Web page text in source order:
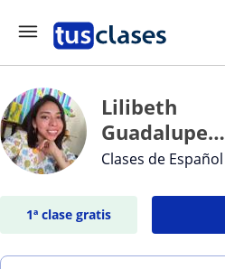
Lilibeth
Guadalupe
Villegas Lucas
Clases de Español
1ª clase gratis